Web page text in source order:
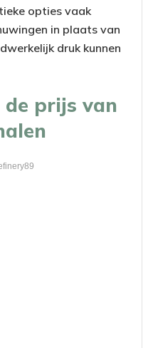
opties vaak
in plaats van
druk kunnen
prijs van